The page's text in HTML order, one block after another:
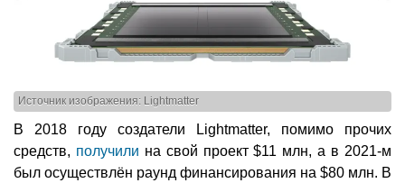
Источник изображения: Lightmatter
В 2018 году создатели Lightmatter, помимо прочих
средств, получили на свой проект $11 млн, а в 2021-м
был осуществлён раунд финансирования на $80 млн. В